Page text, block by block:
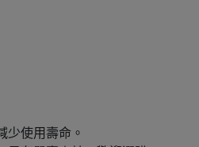
少使用壽命。